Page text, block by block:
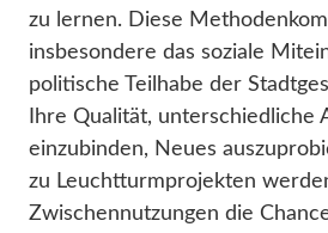
zu lernen. Diese
insbesondere das soziale
politische Teilhabe der
Ihre Qualität, unterschiedliche
einzubinden, Neues
zu Leuchtturmprojekten
Zwischennutzungen die